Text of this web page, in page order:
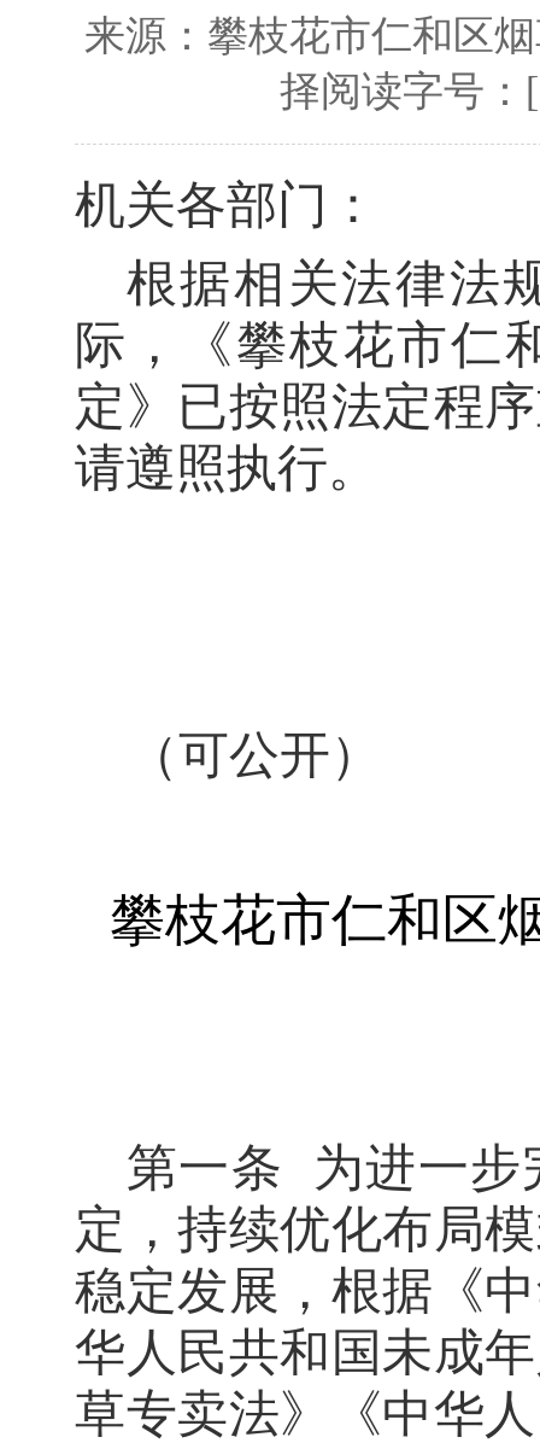
来源： 攀枝花市仁和区
择阅读字号
机关各部门 ：
根据相关法律法
际，《攀枝花市仁
定》已按照法定程
请遵照执行。
（可公开）
攀枝花市仁和区
第一条
为进一
定，持续优化布局
稳定发展，根据《
华人民共和国未成
草专卖法》《中华